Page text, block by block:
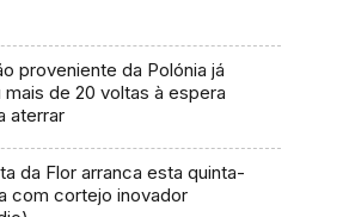
proveniente da Polónia já
mais de 20 voltas à espera
aterrar
da Flor arranca esta quinta-
com cortejo inovador